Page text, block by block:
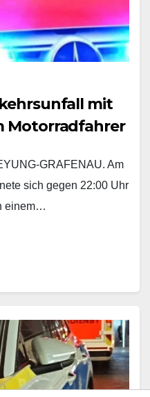
mit
Motorradfahrer
GRAFENAU. Am
sich gegen 22:00 Uhr
einem…